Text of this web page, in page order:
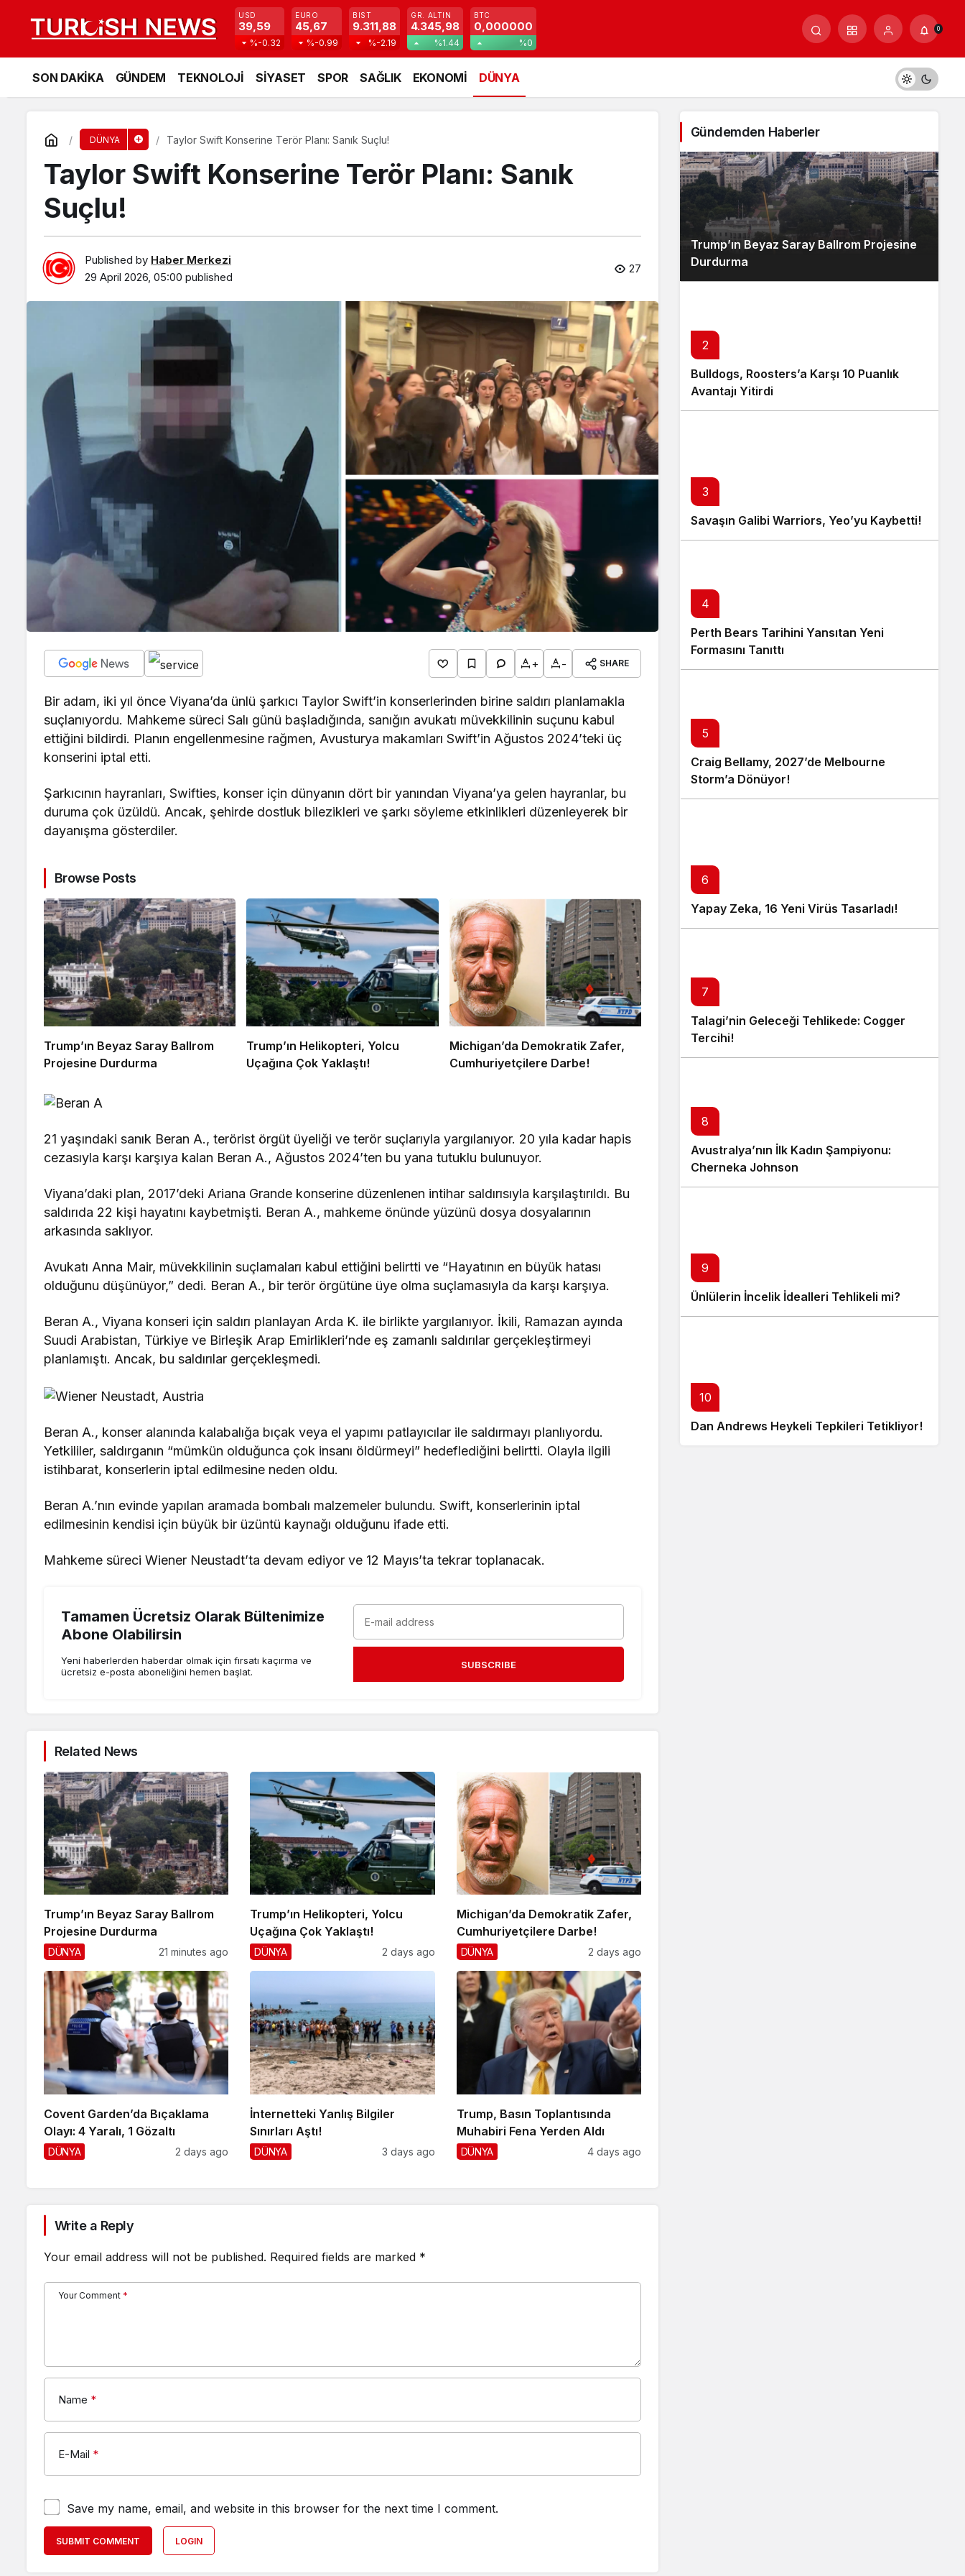
USD
39,59
%-0.32
EURO
45,67
%-0.99
BIST
9.311,88
%-2.19
GR. ALTIN
4.345,98
%1.44
BTC
0,000000
%0
0
SON DAKİKA GÜNDEM TEKNOLOJİ SİYASET SPOR SAĞLIK EKONOMİ DÜNYA
DÜNYA Taylor Swift Konserine Terör Planı: Sanık Suçlu!
Taylor Swift Konserine Terör Planı: Sanık
Suçlu!
Published by Haber Merkezi
29 April 2026, 05:00 published
27
+ - SHARE
Bir adam, iki yıl önce Viyana’da ünlü şarkıcı Taylor Swift’in konserlerinden birine saldırı planlamakla
suçlanıyordu. Mahkeme süreci Salı günü başladığında, sanığın avukatı müvekkilinin suçunu kabul
ettiğini bildirdi. Planın engellenmesine rağmen, Avusturya makamları Swift’in Ağustos 2024’teki üç
konserini iptal etti.
Şarkıcının hayranları, Swifties, konser için dünyanın dört bir yanından Viyana’ya gelen hayranlar, bu
duruma çok üzüldü. Ancak, şehirde dostluk bilezikleri ve şarkı söyleme etkinlikleri düzenleyerek bir
dayanışma gösterdiler.
Browse Posts
Trump’ın Beyaz Saray Ballrom
Projesine Durdurma
Trump’ın Helikopteri, Yolcu
Uçağına Çok Yaklaştı!
Michigan’da Demokratik Zafer,
Cumhuriyetçilere Darbe!
21 yaşındaki sanık Beran A., terörist örgüt üyeliği ve terör suçlarıyla yargılanıyor. 20 yıla kadar hapis
cezasıyla karşı karşıya kalan Beran A., Ağustos 2024’ten bu yana tutuklu bulunuyor.
Viyana’daki plan, 2017’deki Ariana Grande konserine düzenlenen intihar saldırısıyla karşılaştırıldı. Bu
saldırıda 22 kişi hayatını kaybetmişti. Beran A., mahkeme önünde yüzünü dosya dosyalarının
arkasında saklıyor.
Avukatı Anna Mair, müvekkilinin suçlamaları kabul ettiğini belirtti ve “Hayatının en büyük hatası
olduğunu düşünüyor,” dedi. Beran A., bir terör örgütüne üye olma suçlamasıyla da karşı karşıya.
Beran A., Viyana konseri için saldırı planlayan Arda K. ile birlikte yargılanıyor. İkili, Ramazan ayında
Suudi Arabistan, Türkiye ve Birleşik Arap Emirlikleri’nde eş zamanlı saldırılar gerçekleştirmeyi
planlamıştı. Ancak, bu saldırılar gerçekleşmedi.
Beran A., konser alanında kalabalığa bıçak veya el yapımı patlayıcılar ile saldırmayı planlıyordu.
Yetkililer, saldırganın “mümkün olduğunca çok insanı öldürmeyi” hedeflediğini belirtti. Olayla ilgili
istihbarat, konserlerin iptal edilmesine neden oldu.
Beran A.’nın evinde yapılan aramada bombalı malzemeler bulundu. Swift, konserlerinin iptal
edilmesinin kendisi için büyük bir üzüntü kaynağı olduğunu ifade etti.
Mahkeme süreci Wiener Neustadt’ta devam ediyor ve 12 Mayıs’ta tekrar toplanacak.
Tamamen Ücretsiz Olarak Bültenimize
Abone Olabilirsin
Yeni haberlerden haberdar olmak için fırsatı kaçırma ve
ücretsiz e-posta aboneliğini hemen başlat.
SUBSCRIBE
Related News
Trump’ın Beyaz Saray Ballrom
Projesine Durdurma
DÜNYA 21 minutes ago
Trump’ın Helikopteri, Yolcu
Uçağına Çok Yaklaştı!
DÜNYA 2 days ago
Michigan’da Demokratik Zafer,
Cumhuriyetçilere Darbe!
DÜNYA 2 days ago
Covent Garden’da Bıçaklama
Olayı: 4 Yaralı, 1 Gözaltı
DÜNYA 2 days ago
İnternetteki Yanlış Bilgiler
Sınırları Aştı!
DÜNYA 3 days ago
Trump, Basın Toplantısında
Muhabiri Fena Yerden Aldı
DÜNYA 4 days ago
Write a Reply
Your email address will not be published. Required fields are marked *
Your Comment *
Name *
E-Mail *
Save my name, email, and website in this browser for the next time I comment.
SUBMIT COMMENT LOGIN
Gündemden Haberler
Trump’ın Beyaz Saray Ballrom Projesine
Durdurma
2
Bulldogs, Roosters’a Karşı 10 Puanlık
Avantajı Yitirdi
3
Savaşın Galibi Warriors, Yeo’yu Kaybetti!
4
Perth Bears Tarihini Yansıtan Yeni
Formasını Tanıttı
5
Craig Bellamy, 2027’de Melbourne
Storm’a Dönüyor!
6
Yapay Zeka, 16 Yeni Virüs Tasarladı!
7
Talagi’nin Geleceği Tehlikede: Cogger
Tercihi!
8
Avustralya’nın İlk Kadın Şampiyonu:
Cherneka Johnson
9
Ünlülerin İncelik İdealleri Tehlikeli mi?
10
Dan Andrews Heykeli Tepkileri Tetikliyor!